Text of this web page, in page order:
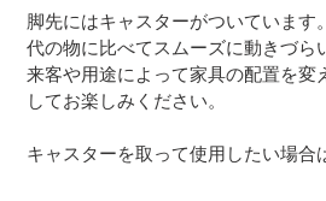
脚先にはキャスターがついています
代の物に比べてスムーズに動きづら
来客や用途によって家具の配置を変
してお楽しみください。
キャスターを取って使用したい場合